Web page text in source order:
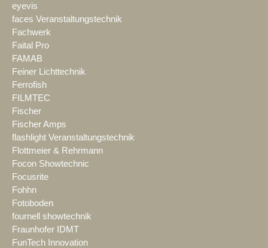
eyevis
faces Veranstaltungstechnik
Fachwerk
Faital Pro
FAMAB
Feiner Lichttechnik
Ferrofish
FILMTEC
Fischer
Fischer Amps
flashlight Veranstaltungstechnik
Flottmeier & Rehrmann
Focon Showtechnic
Focusrite
Fohhn
Fotoboden
fournell showtechnik
Fraunhofer IDMT
FunTech Innovation